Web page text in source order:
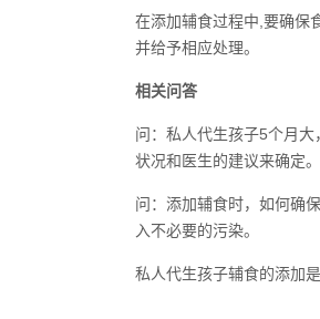
在添加辅食过程中,要确保
并给予相应处理。
相关问答
问：私人代生孩子5个月
状况和医生的建议来确定。
问：添加辅食时，如何确
入不必要的污染。
私人代生孩子辅食的添加